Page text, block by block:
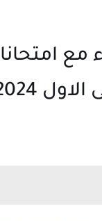
مع
- 2025